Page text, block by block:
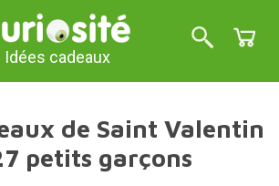
Idées cadeaux
de Saint Valentin
petits garçons